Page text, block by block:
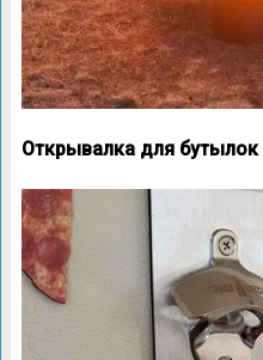
Открывалка для